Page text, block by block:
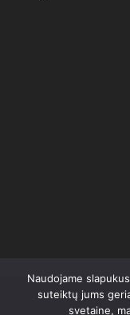
Naudojame
suteiktų jums
svetaine,